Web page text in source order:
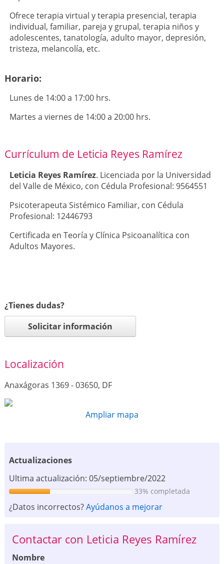
Ofrece terapia virtual y terapia presencial, terapia
individual, familiar, pareja y grupal, terapia niños y
adolescentes, tanatología, adulto mayor, depresión,
tristeza, melancolía, etc.
Horario:
Lunes de 14:00 a 17:00 hrs.
Martes a viernes de 14:00 a 20:00 hrs.
Currículum de Leticia Reyes Ramírez
Leticia Reyes Ramírez. Licenciada por la Universidad
del Valle de México, con Cédula Profesional: 9564551
Psicoterapeuta Sistémico Familiar, con Cédula
Profesional: 12446793
Certificada en Teoría y Clínica Psicoanalítica con
Adultos Mayores.
¿Tienes dudas?
Solicitar información
Localización
Anaxágoras 1369 - 03650, DF
Ampliar mapa
Actualizaciones
Ultima actualización: 05/septiembre/2022
33% completada
¿Datos incorrectos?Ayúdanos a mejorar
Contactar con Leticia Reyes Ramírez
Nombre